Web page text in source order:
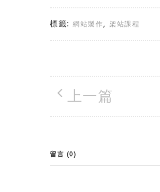
標籤: 網站製作, 架站課程
上一篇
留言 (0)